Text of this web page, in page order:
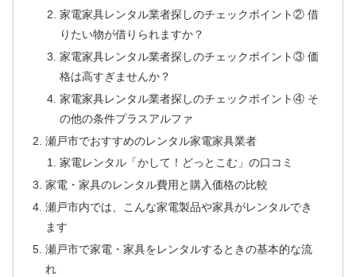
家電家具レンタル業者探しのチェックポイント② 借
りたい物が借りられますか？
家電家具レンタル業者探しのチェックポイント③ 価
格は高すぎませんか？
家電家具レンタル業者探しのチェックポイント④ そ
の他の条件プラスアルファ
瀬戸市でおすすめのレンタル家電家具業者
家電レンタル「かして！どっとこむ」の口コミ
家電・家具のレンタル費用と購入価格の比較
瀬戸市内では、こんな家電製品や家具がレンタルでき
ます
瀬戸市で家電・家具をレンタルするときの基本的な流
れ